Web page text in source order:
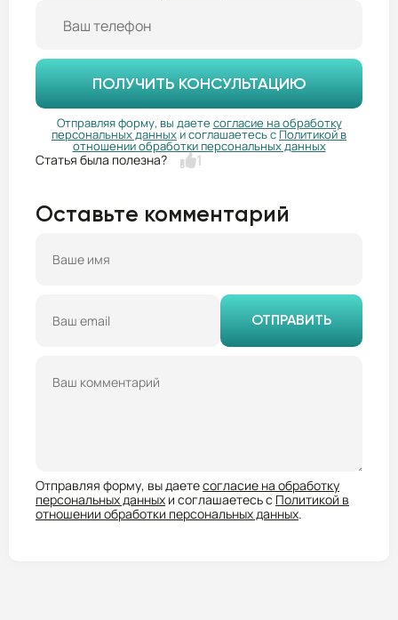
ПОЛУЧИТЬ КОНСУЛЬТАЦИЮ
Отправляя форму, вы даете согласие на обработку
персональных данных и соглашаетесь с Политикой в
отношении обработки персональных данных
1
Оставьте комментарий
ОТПРАВИТЬ
Отправляя форму, вы даетесогласие на обработку
персональных данных и соглашаетесь с Политикой в
отношении обработки персональных данных.